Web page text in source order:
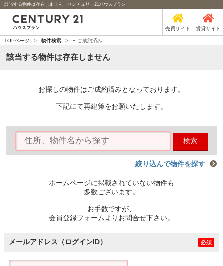
該当する物件は存在しません｜センチュリー21ハウスプラン
売買サイト 賃貸サイト
TOPページ > 物件検索 > - ご成約済み
該当する物件は存在しません
お探しの物件はご成約済みとなっております。
下記にて再建策をお願いたします。
検索
絞り込んで物件を探す
ホームページに掲載されていない物件も
多数ございます。
お手数ですが、
会員登録フォームよりお問合せ下さい。
メールアドレス（ログインID） 必須